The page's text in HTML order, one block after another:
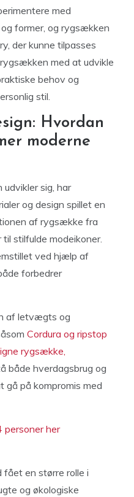
med
former, og rygsækken
der kunne tilpasses
med at udvikle
behov og
stil.
Hvordan
moderne
sig, har
og design spillet en
af rygsække fra
stilfulde modeikoner.
ved hjælp af
forbedrer
af letvægts og
Cordura og ripstop
rygsække,
både hverdagsbrug og
gå på kompromis med
personer her
en større rolle i
og økologiske